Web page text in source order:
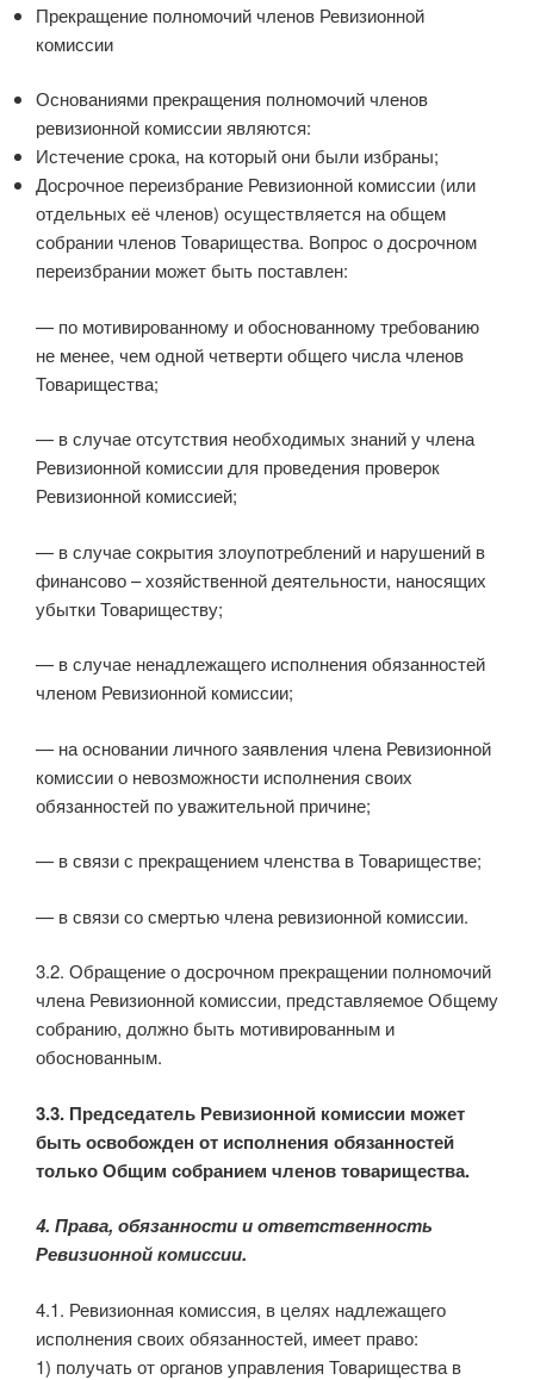
Прекращение полномочий членов Ревизионной
комиссии
Основаниями прекращения полномочий членов
ревизионной комиссии являются:
Истечение срока, на который они были избраны;
Досрочное переизбрание Ревизионной комиссии (или
отдельных её членов) осуществляется на общем
собрании членов Товарищества. Вопрос о досрочном
переизбрании может быть поставлен:
— по мотивированному и обоснованному требованию
не менее, чем одной четверти общего числа членов
Товарищества;
— в случае отсутствия необходимых знаний у члена
Ревизионной комиссии для проведения проверок
Ревизионной комиссией;
— в случае сокрытия злоупотреблений и нарушений в
финансово – хозяйственной деятельности, наносящих
убытки Товариществу;
— в случае ненадлежащего исполнения обязанностей
членом Ревизионной комиссии;
— на основании личного заявления члена Ревизионной
комиссии о невозможности исполнения своих
обязанностей по уважительной причине;
— в связи с прекращением членства в Товариществе;
— в связи со смертью члена ревизионной комиссии.
3.2. Обращение о досрочном прекращении полномочий
члена Ревизионной комиссии, представляемое Общему
собранию, должно быть мотивированным и
обоснованным.
3.3. Председатель Ревизионной комиссии может
быть освобожден от исполнения обязанностей
только Общим собранием членов товарищества.
4. Права, обязанности и ответственность
Ревизионной комиссии.
4.1. Ревизионная комиссия, в целях надлежащего
исполнения своих обязанностей, имеет право:
1) получать от органов управления Товарищества в